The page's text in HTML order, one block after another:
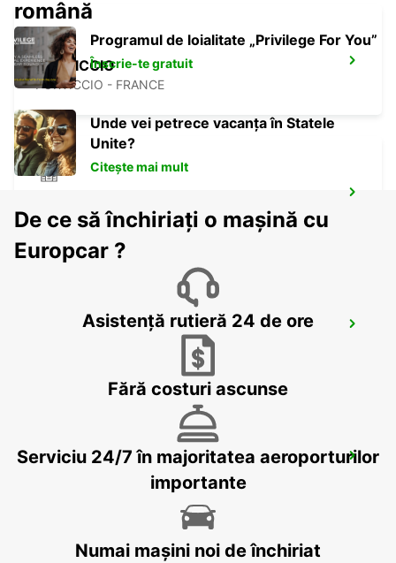
PORTICCIO
PORTICCIO - FRANCE
PROPRIANO - FRANCE
PORTO-VECCHIO
PORTO VECCHIO - FRANCE
FIGARI AIRPORT
română
Programul de loialitate „Privilege For You”
Înscrie-te gratuit
Unde vei petrece vacanța în Statele
Unite?
Citește mai mult
De ce să închiriați o mașină cu
Europcar ?
Asistență rutieră 24 de ore
Fără costuri ascunse
Serviciu 24/7 în majoritatea aeroporturilor
importante
Numai mașini noi de închiriat